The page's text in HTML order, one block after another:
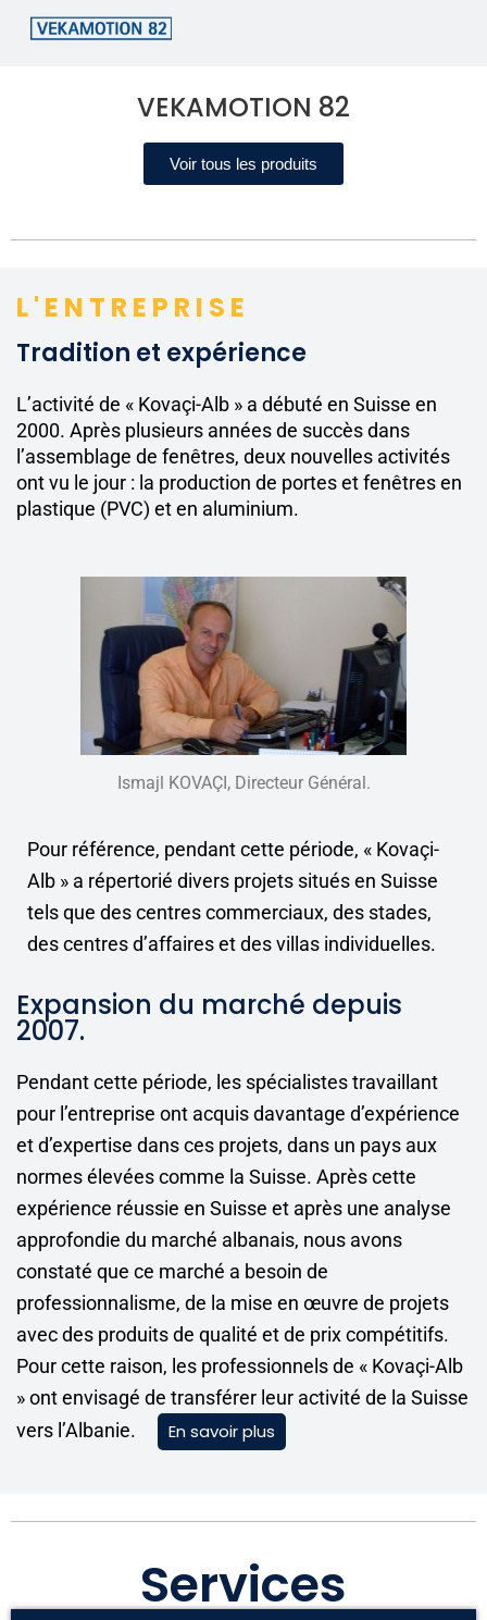
VEKAMOTION 82
Voir tous les produits
L'ENTREPRISE
Tradition et expérience
L’activité de « Kovaçi-Alb » a débuté en Suisse en
2000. Après plusieurs années de succès dans
l’assemblage de fenêtres, deux nouvelles activités
ont vu le jour : la production de portes et fenêtres en
plastique (PVC) et en aluminium.
Ismajl KOVAÇI, Directeur Général.
Pour référence, pendant cette période, « Kovaçi-
Alb » a répertorié divers projets situés en Suisse
tels que des centres commerciaux, des stades,
des centres d’affaires et des villas individuelles.
Expansion du marché depuis
2007.
Pendant cette période, les spécialistes travaillant
pour l’entreprise ont acquis davantage d’expérience
et d’expertise dans ces projets, dans un pays aux
normes élevées comme la Suisse. Après cette
expérience réussie en Suisse et après une analyse
approfondie du marché albanais, nous avons
constaté que ce marché a besoin de
professionnalisme, de la mise en œuvre de projets
avec des produits de qualité et de prix compétitifs.
Pour cette raison, les professionnels de « Kovaçi-Alb
» ont envisagé de transférer leur activité de la Suisse
vers l’Albanie.
En savoir plus
Services